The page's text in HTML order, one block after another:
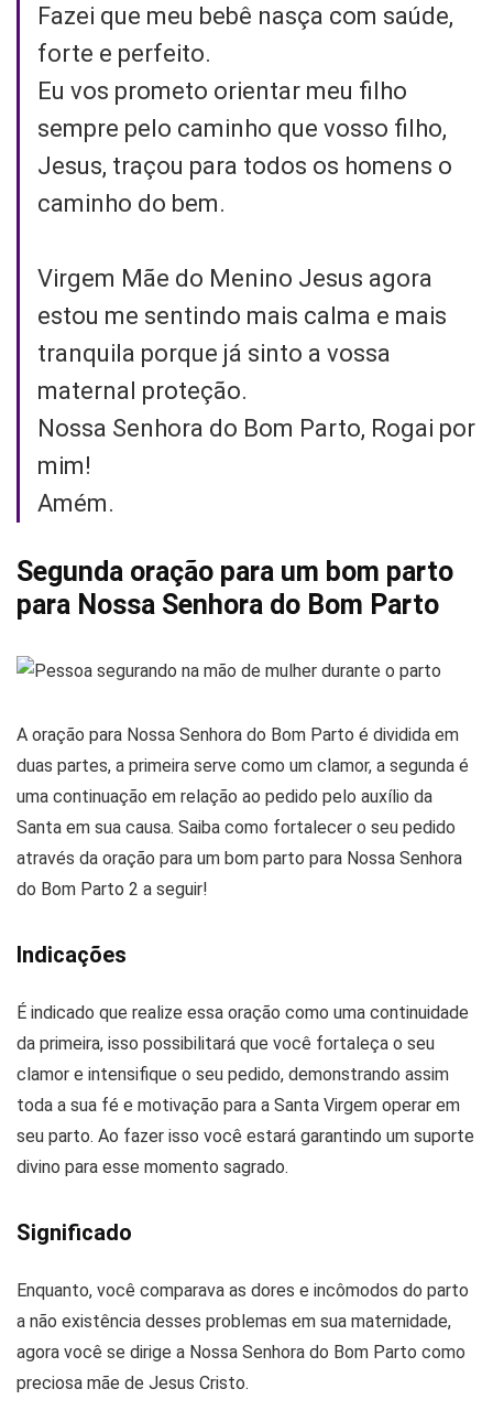
Fazei que meu bebê nasça com saúde,
forte e perfeito.
Eu vos prometo orientar meu filho
sempre pelo caminho que vosso filho,
Jesus, traçou para todos os homens o
caminho do bem.
Virgem Mãe do Menino Jesus agora
estou me sentindo mais calma e mais
tranquila porque já sinto a vossa
maternal proteção.
Nossa Senhora do Bom Parto, Rogai por
mim!
Amém.
Segunda oração para um bom parto
para Nossa Senhora do Bom Parto
A oração para Nossa Senhora do Bom Parto é dividida em
duas partes, a primeira serve como um clamor, a segunda é
uma continuação em relação ao pedido pelo auxílio da
Santa em sua causa. Saiba como fortalecer o seu pedido
através da oração para um bom parto para Nossa Senhora
do Bom Parto 2 a seguir!
Indicações
É indicado que realize essa oração como uma continuidade
da primeira, isso possibilitará que você fortaleça o seu
clamor e intensifique o seu pedido, demonstrando assim
toda a sua fé e motivação para a Santa Virgem operar em
seu parto. Ao fazer isso você estará garantindo um suporte
divino para esse momento sagrado.
Significado
Enquanto, você comparava as dores e incômodos do parto
a não existência desses problemas em sua maternidade,
agora você se dirige a Nossa Senhora do Bom Parto como
preciosa mãe de Jesus Cristo.